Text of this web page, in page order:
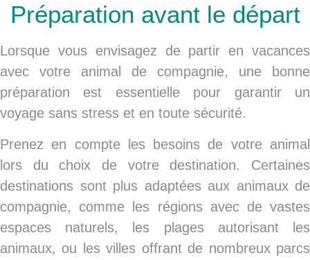
Préparation avant le départ
Lorsque vous envisagez de partir en vacances
avec votre animal de compagnie, une bonne
préparation est essentielle pour garantir un
voyage sans stress et en toute sécurité.
Prenez en compte les besoins de votre animal
lors du choix de votre destination. Certaines
destinations sont plus adaptées aux animaux de
compagnie, comme les régions avec de vastes
espaces naturels, les plages autorisant les
animaux, ou les villes offrant de nombreux parcs